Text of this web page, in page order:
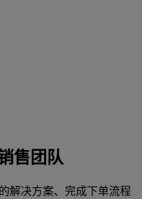
售团队
解决方案、完成下单流程